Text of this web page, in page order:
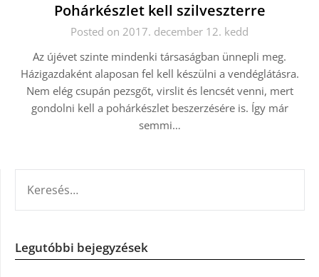
Pohárkészlet kell szilveszterre
Posted on 2017. december 12. kedd
Az újévet szinte mindenki társaságban ünnepli meg.
Házigazdaként alaposan fel kell készülni a vendéglátásra.
Nem elég csupán pezsgőt, virslit és lencsét venni, mert
gondolni kell a pohárkészlet beszerzésére is. Így már
semmi…
Legutóbbi bejegyzések